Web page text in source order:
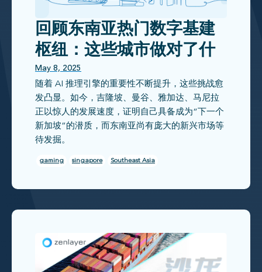
回顾东南亚热门数字基建
枢纽：这些城市做对了什
么？
May 8, 2025
随着 AI 推理引擎的重要性不断提升，这些挑战愈
发凸显。如今，吉隆坡、曼谷、雅加达、马尼拉
正以惊人的发展速度，证明自己具备成为“下一个
新加坡”的潜质，而东南亚尚有庞大的新兴市场等
待发掘。
gaming singapore Southeast Asia